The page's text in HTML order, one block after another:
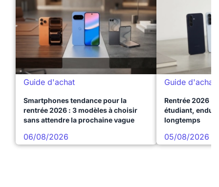
Guide d'achat
Smartphones tendance pour la
rentrée 2026 : 3 modèles à choisir
sans attendre la prochaine vague
06/08/2026
Guide d'achat
Rentrée 2026 :
étudiant,
longtemps
05/08/2026